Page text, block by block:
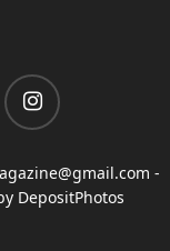
instagram
-
DepositPhotos